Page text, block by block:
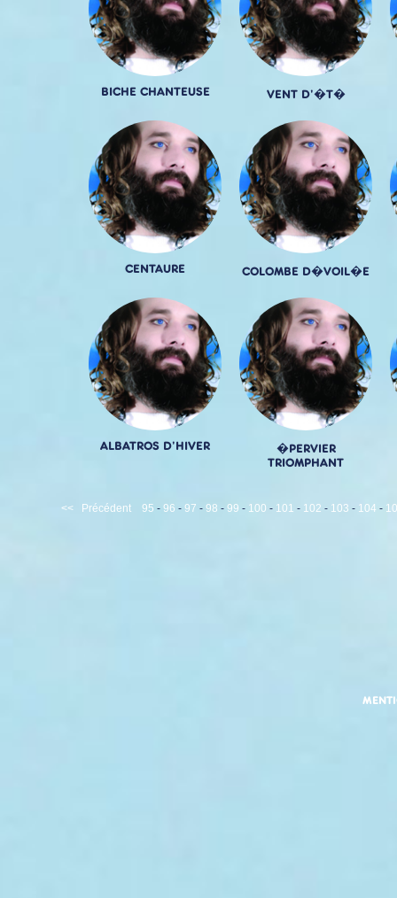
BICHE CHANTEUSE VENT D'�T�
CENTAURE COLOMBE D�VOIL�E
ALBATROS D'HIVER
�PERVIER
TRIOMPHANT
<< Précédent 95 - 96 - 97 - 98 - 99 - 100 - 101 - 102 - 103 - 104 -